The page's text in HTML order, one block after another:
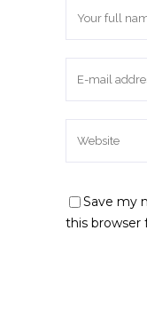
Save my
this